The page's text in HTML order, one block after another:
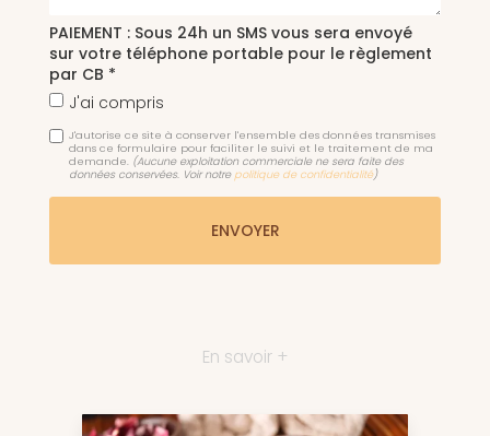
PAIEMENT : Sous 24h un SMS vous sera envoyé
sur votre téléphone portable pour le règlement
par CB *
J'ai compris
J'autorise ce site à conserver l'ensemble des données transmises
dans ce formulaire pour faciliter le suivi et le traitement de ma
demande. (Aucune exploitation commerciale ne sera faite des
données conservées. Voir notre politique de confidentialité)
En savoir +